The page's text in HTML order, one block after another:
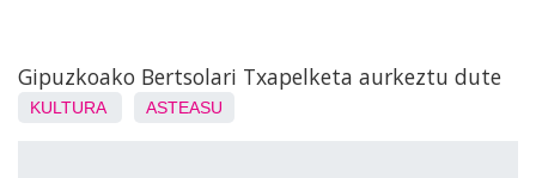
Gipuzkoako Bertsolari Txapelketa aurkeztu dute
KULTURA ASTEASU